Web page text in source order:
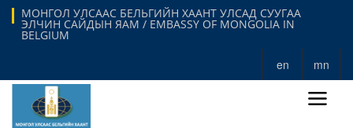
МОНГОЛ УЛСААС БЕЛЬГИЙН ХААНТ УЛСАД СУУГАА
ЭЛЧИН САЙДЫН ЯАМ / EMBASSY OF MONGOLIA IN
BELGIUM
en mn